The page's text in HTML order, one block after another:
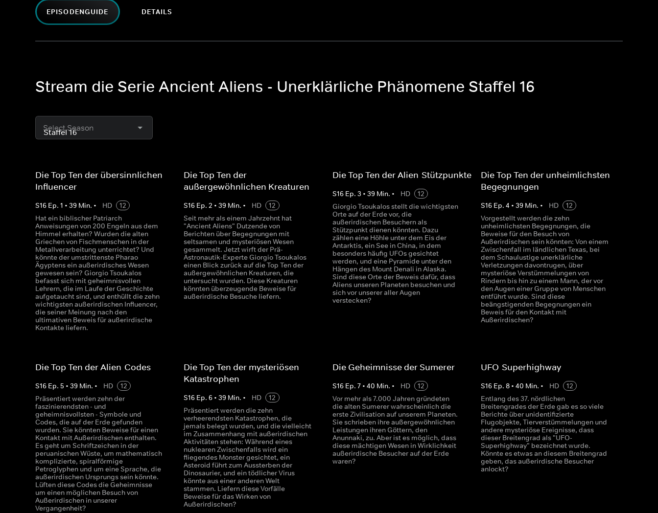
EPISODENGUIDE DETAILS
Stream die Serie Ancient Aliens - Unerklärliche Phänomene Staffel 16
Select Season
Die Top Ten der übersinnlichen
Influencer
S16 Ep. 1 • 39 Min. • HD
12
Hat ein biblischer Patriarch
Anweisungen von 200 Engeln aus dem
Himmel erhalten? Wurden die alten
Griechen von Fischmenschen in der
Metallverarbeitung unterrichtet? Und
könnte der umstrittenste Pharao
Ägyptens ein außerirdisches Wesen
gewesen sein? Giorgio Tsoukalos
befasst sich mit geheimnisvollen
Lehrern, die im Laufe der Geschichte
aufgetaucht sind, und enthüllt die zehn
wichtigsten außerirdischen Influencer,
die seiner Meinung nach den
ultimativen Beweis für außerirdische
Kontakte liefern.
Die Top Ten der
außergewöhnlichen Kreaturen
S16 Ep.2 •39 Min. • HD
12
Seit mehr als einem Jahrzehnt hat
"Ancient Aliens" Dutzende von
Berichten über Begegnungen mit
seltsamen und mysteriösen Wesen
gesammelt. Jetzt wirft der Prä-
Astronautik-Experte Giorgio Tsoukalos
einen Blick zurück auf die Top Ten der
außergewöhnlichen Kreaturen, die
untersucht wurden. Diese Kreaturen
könnten überzeugende Beweise für
außerirdische Besuche liefern.
Die Top Ten der Alien-Stützpunkte
S16 Ep. 3 • 39Min. • HD
12
Giorgio Tsoukalos stellt die wichtigsten
Orte auf der Erde vor, die
außerirdischen Besuchern als
Stützpunkt dienen könnten. Dazu
zählen eine Höhle unter dem Eis der
Antarktis, ein See in China, in dem
besonders häufig UFOs gesichtet
werden, und eine Pyramide unter den
Hängen des Mount Denali in Alaska.
Sind diese Orte der Beweis dafür, dass
Aliens unseren Planeten besuchen und
sich vor unserer aller Augen
verstecken?
Die Top Ten der unheimlichsten
Begegnungen
S16 Ep. 4 • 39Min. • HD
12
Vorgestellt werden die zehn
unheimlichsten Begegnungen, die
Beweise für den Besuch von
Außerirdischen sein könnten: Von einem
Zwischenfall im ländlichen Texas, bei
dem Schaulustige unerklärliche
Verletzungen davontrugen, über
mysteriöse Verstümmelungen von
Rindern bis hin zu einem Mann, der vor
den Augen einer Gruppe von Menschen
entführt wurde. Sind diese
beängstigenden Begegnungen ein
Beweis für den Kontakt mit
Außerirdischen?
Die Top Ten der Alien-Codes
S16 Ep. 5 • 39 Min. • HD
12
Präsentiert werden zehn der
faszinierendsten - und
geheimnisvollsten - Symbole und
Codes, die auf der Erde gefunden
wurden. Sie könnten Beweise für einen
Kontakt mit Außerirdischen enthalten.
Es geht um Schriftzeichen in der
peruanischen Wüste, um mathematisch
komplizierte, spiralförmige
Petroglyphen und um eine Sprache, die
außerirdischen Ursprungs sein könnte.
Lüften diese Codes die Geheimnisse
um einen möglichen Besuch von
Außerirdischen in unserer
Vergangenheit?
Die Top Ten der mysteriösen
Katastrophen
S16 Ep.6 •39 Min. • HD
12
Präsentiert werden die zehn
verheerendsten Katastrophen, die
jemals belegt wurden, und die vielleicht
im Zusammenhang mit außerirdischen
Aktivitäten stehen: Während eines
nuklearen Zwischenfalls wird ein
fliegendes Monster gesichtet, ein
Asteroid führt zum Aussterben der
Dinosaurier, und ein tödlicher Virus
könnte aus einer anderen Welt
stammen. Liefern diese Vorfälle
Beweise für das Wirken von
Außerirdischen?
Die Geheimnisse der Sumerer
S16 Ep. 7• 40 Min. • HD
12
Vor mehr als 7.000 Jahren gründeten
die alten Sumerer wahrscheinlich die
erste Zivilisation auf unserem Planeten.
Sie schrieben ihre außergewöhnlichen
Leistungen ihren Göttern, den
Anunnaki, zu. Aber ist es möglich, dass
diese mächtigen Wesen in Wirklichkeit
außerirdische Besucher auf der Erde
waren?
UFO-Superhighway
S16 Ep. 8• 40 Min. • HD
12
Entlang des 37. nördlichen
Breitengrades der Erde gab es so viele
Berichte über unidentifizierte
Flugobjekte, Tierverstümmelungen und
andere mysteriöse Ereignisse, dass
dieser Breitengrad als "UFO-
Superhighway" bezeichnet wurde.
Könnte es etwas an diesem Breitengrad
geben, das außerirdische Besucher
anlockt?